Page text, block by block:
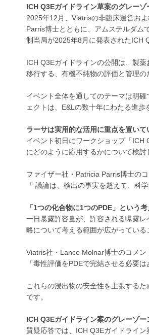
ICH Q3Eガイドライン草案のグレーゾ
2025年12月、Viatrisの非臨床運営お
Parris博士とともに、アムステルダム
制当局が2025年8月に発表されたICH
ICH Q3Eガイドラインの公開は、製
移行する、有機不純物の評価と管理
イベント全体を通してのテーマは明
ェクトは、E&Lの数十年にわたる進
ラーサは実用的な活用に重点を置いて
イベント初日にワークショップ「ICH
にどのように応用するかについて検
ファイザー社・Patricia Parris博士のコ
「 議論は、検出の事実を超えて、科
「1つの化合物に1つのPDE」という
一日暴露許容量が、許容される曝露
略について考える範囲が広がっている
Viatris社・Lance Molnar博士のコメン
「毒性評価をPDEで完結させる必要は
これらの浸出物の安全性を主張する
です。
ICH Q3Eガイドライン案のグレーゾー
質疑応答では、ICH Q3Eガイドライ